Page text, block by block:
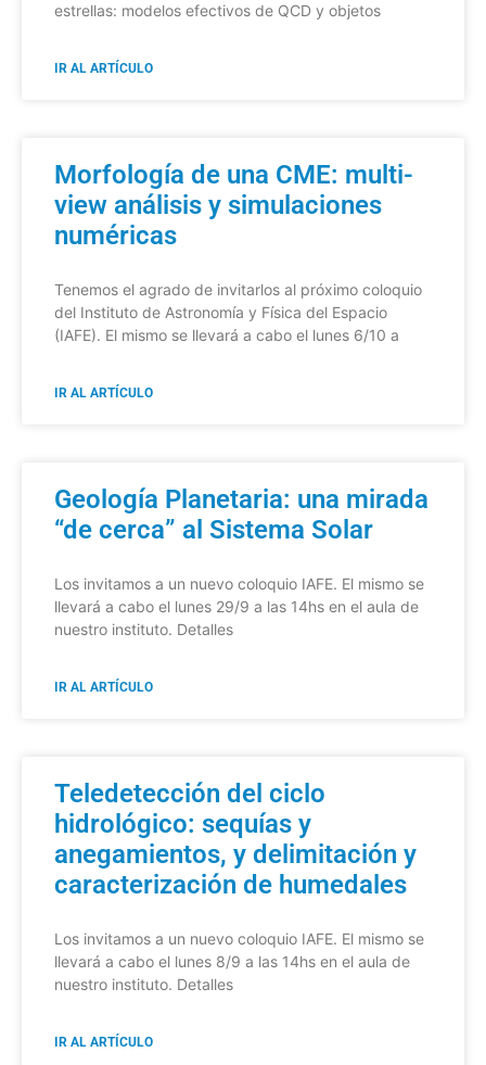
estrellas: modelos efectivos de QCD y objetos
IR AL ARTÍCULO
Morfología de una CME: multi-
view análisis y simulaciones
numéricas
Tenemos el agrado de invitarlos al próximo coloquio
del Instituto de Astronomía y Física del Espacio
(IAFE). El mismo se llevará a cabo el lunes 6/10 a
IR AL ARTÍCULO
Geología Planetaria: una mirada
“de cerca” al Sistema Solar
Los invitamos a un nuevo coloquio IAFE. El mismo se
llevará a cabo el lunes 29/9 a las 14hs en el aula de
nuestro instituto. Detalles
IR AL ARTÍCULO
Teledetección del ciclo
hidrológico: sequías y
anegamientos, y delimitación y
caracterización de humedales
Los invitamos a un nuevo coloquio IAFE. El mismo se
llevará a cabo el lunes 8/9 a las 14hs en el aula de
nuestro instituto. Detalles
IR AL ARTÍCULO